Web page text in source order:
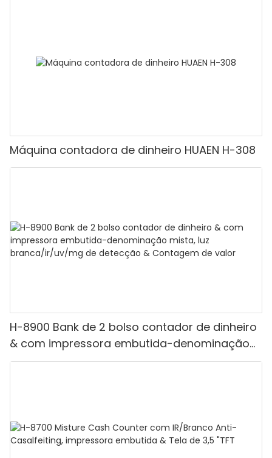
Máquina contadora de dinheiro HUAEN H-308
H-8900 Bank de 2 bolso contador de dinheiro
& com impressora embutida-denominação
mista, luz branca/ir/uv/mg de detecção &